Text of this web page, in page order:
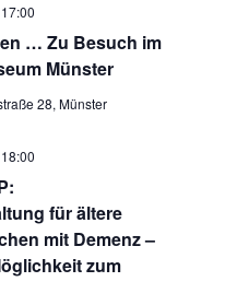
… Zu Besuch im
Münster
17:00
28, Münster
für ältere
mit Demenz –
zum
18:00